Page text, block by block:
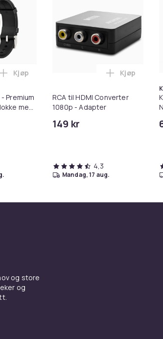
med milaneserstropp -- smartklokke med stropp
Premium
med
150-
Legg Amazfit Active 2 - Premium Version
Kjøp
RCA til HDMI Converter
1080p - Adapter
149 kr
Legg RCA
Kjøp
4,3
mandag, 17 aug.
og store
og